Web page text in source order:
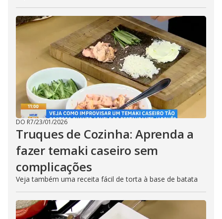
DO R7/23/01/2026
Truques de Cozinha: Aprenda a
fazer temaki caseiro sem
complicações
Veja também uma receita fácil de torta à base de batata